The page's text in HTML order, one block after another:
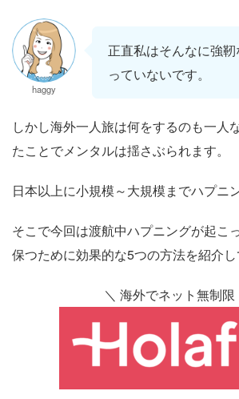
haggy
正直私はそんなに強
っていないです。
しかし海外一人旅は何をするのも一人
たことでメンタルは揺さぶられます。
日本以上に小規模～大規模までハプニ
そこで今回は渡航中ハプニングが起こ
保つために効果的な5つの方法を紹介し
＼ 海外でネット無制